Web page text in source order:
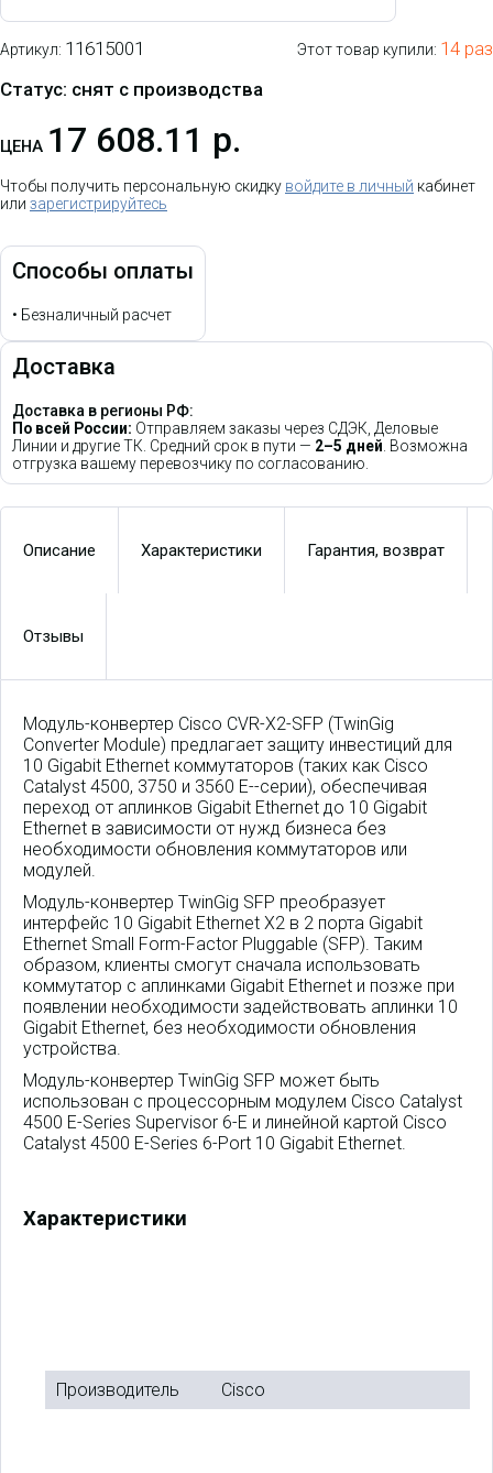
Артикул: 11615001
Статус: снят с производства
Этот товар купили: 14 раз
ЦЕНА 17 608.11 р.
Чтобы получить персональную скидку войдите в личный кабинет
или зарегистрируйтесь
Способы оплаты
• Безналичный расчет
Доставка
Доставка в регионы РФ:
По всей России: Отправляем заказы через СДЭК, Деловые
Линии и другие ТК. Средний срок в пути — 2–5 дней. Возможна
отгрузка вашему перевозчику по согласованию.
Описание Характеристики Гарантия, возврат
Отзывы
Модуль-конвертер Cisco CVR-X2-SFP (TwinGig
Converter Module) предлагает защиту инвестиций для
10 Gigabit Ethernet коммутаторов (таких как Cisco
Catalyst 4500, 3750 и 3560 E--серии), обеспечивая
переход от аплинков Gigabit Ethernet до 10 Gigabit
Ethernet в зависимости от нужд бизнеса без
необходимости обновления коммутаторов или
модулей.
Модуль-конвертер TwinGig SFP преобразует
интерфейс 10 Gigabit Ethernet X2 в 2 порта Gigabit
Ethernet Small Form-Factor Pluggable (SFP). Таким
образом, клиенты смогут сначала использовать
коммутатор с аплинками Gigabit Ethernet и позже при
появлении необходимости задействовать аплинки 10
Gigabit Ethernet, без необходимости обновления
устройства.
Модуль-конвертер TwinGig SFP может быть
использован с процессорным модулем Cisco Catalyst
4500 E-Series Supervisor 6-E и линейной картой Cisco
Catalyst 4500 E-Series 6-Port 10 Gigabit Ethernet.
Характеристики
Производитель Cisco